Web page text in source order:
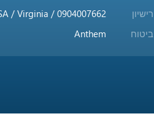
רישיון
/ Virginia / 0904007662
ביטוח
Anthem